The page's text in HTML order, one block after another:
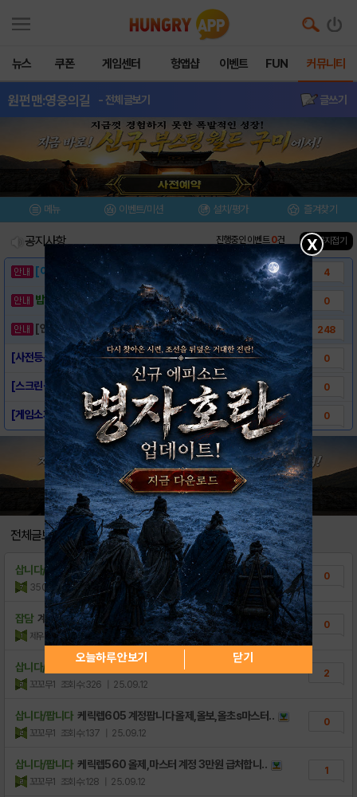
뉴스 쿠폰 게임센터 헝앱샵 이벤트 FUN 커뮤니티
원펀맨:영웅의길 - 전체글보기 글쓰기
메뉴 이벤트/미션 설치/평가 즐겨찾기
공지사항 진행중인 이벤트0건 ▲ 공지접기
[이벤트] 웃음으로 매일매일 해피! 유머 게시.. 4
밥알이의 헝앱통신 ⑲ “밥알이, 드디어 멀티를.. 0
[안내] 헝그리앱 필수 상식! 밥알 획득 안내.. 248
[사전등록링크] - 원펀맨:영웅의길 0
[스크린샷] - 원펀맨:영웅의길 0
[게임소개] - 원펀맨:영웅의길 0
전체글보기
삽니다/팝니다 깊카 10으로 계정삽니다
350 조회수:32 | 26.02.22
0
잡담 계정 구매합니다!!
제우스GG8H 조회수:54 | 26.02.22 1
0
삽니다/팝니다 케릭렙 612 계정 팝니다!!!
꼬꼬무1 조회수:326 | 25.09.12
2
삽니다/팝니다 케릭렙605 계정팝니다 올제,올보,올초s마스터..
꼬꼬무1 조회수:137 | 25.09.12
0
삽니다/팝니다 케릭렙560 올제,마스터 계정 3만원 급처합니..
꼬꼬무1 조회수:128 | 25.09.12
1
X
오늘하루 안보기 닫기